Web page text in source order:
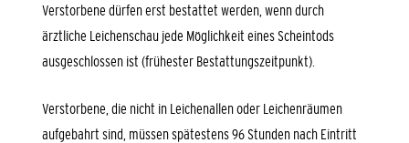
Verstorbene dürfen erst bestattet werden, wenn durch
ärztliche Leichenschau jede Möglichkeit eines Scheintods
ausgeschlossen ist (frühester Bestattungszeitpunkt).
Verstorbene, die nicht in Leichenallen oder Leichenräumen
aufgebahrt sind, müssen spätestens 96 Stunden nach Eintritt